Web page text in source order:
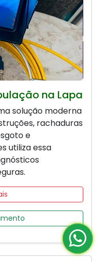
na Lapa
solução moderna
rachaduras
e
utiliza essa